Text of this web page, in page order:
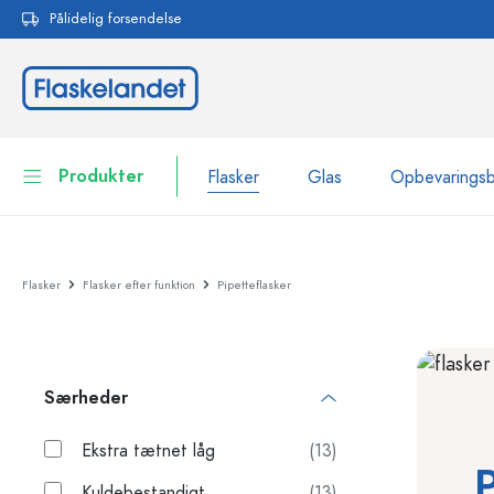
Gå til hovednavigation
Pålidelig forsendelse
Produkter Flasker Glas
Bordservice
Beholdere til kosmetik
Pipetteflasker
Flasker Flasker efter funktion Pipetteflasker
Særheder
Ekstra tætnet låg
(13)